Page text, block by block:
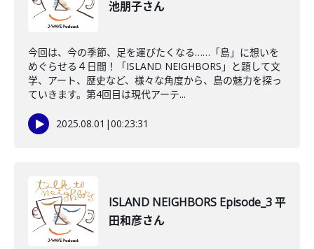
池朋子さん
今回は、今の季節、足を運びたくなる……「島」に想いを
めぐらせる４日間！「ISLAND NEIGHBORS」と題して文
学、アート、歴史など、様々な角度から、島の魅力を探っ
ていきます。第4回目は現代アーテ...
2025.08.01 |00:23:31
ISLAND NEIGHBORS Episode_3 平
田和彦さん